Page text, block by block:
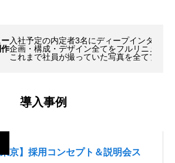
入社予定の内定者3名にディープインタビ
企画・構成・デザイン全てをフルリニュー
これまで社員が撮っていた写真を全てプロ
導入事例
【設備工事/大阪】採用HP＆説明会スラ